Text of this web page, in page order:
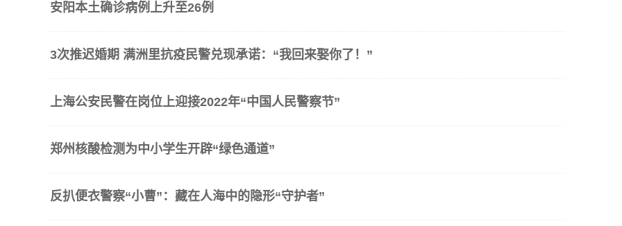
安阳本土确诊病例上升至26例
3次推迟婚期 满洲里抗疫民警兑现承诺：“我回来娶你了！”
上海公安民警在岗位上迎接2022年“中国人民警察节”
郑州核酸检测为中小学生开辟“绿色通道”
反扒便衣警察“小曹”：藏在人海中的隐形“守护者”